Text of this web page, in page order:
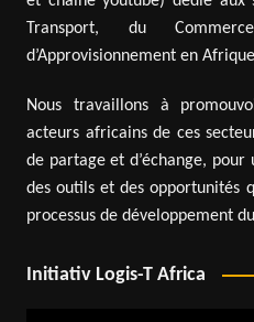
Transport, du
d’Approvisionnement en
Nous travaillons à
acteurs africains de ces
de partage et d’échange,
des outils et des opportunités
processus de développement
Initiativ Logis-T Africa